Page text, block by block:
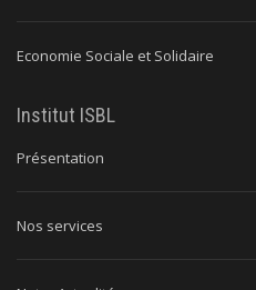
Economie Sociale et Solidaire
Institut ISBL
Présentation
Nos services